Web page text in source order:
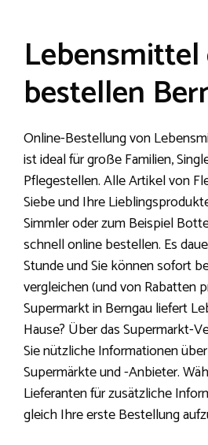
bestellen
Online-Bestellung von
ist ideal für große Familien,
Pflegestellen. Alle Artikel von
Siebe und Ihre
Simmler oder zum Beispiel
schnell online bestellen. Es
Stunde und Sie können sofort
vergleichen (und von Rabatten
Supermarkt in Berngau liefert
Hause? Über das Supermarkt-
Sie nützliche Informationen
Supermärkte und -Anbieter.
Lieferanten für zusätzliche
gleich Ihre erste Bestellung